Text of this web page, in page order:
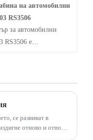
влиза в
автомобила,
бактерии и така
качеството на въздуха
на автомобилни
RS3506
за автомобилни
RS3506 е
John Deere,
първокласен
технология
отстраняване на
се развиват в
отново и отново.